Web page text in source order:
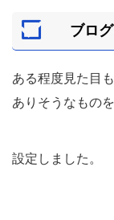
ブロ
ある程度見た目
ありそうなものを
設定しました。